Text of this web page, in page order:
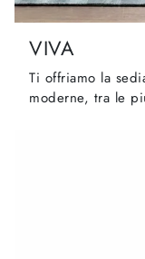
VIVA
Ti offriamo la
moderne, tra le